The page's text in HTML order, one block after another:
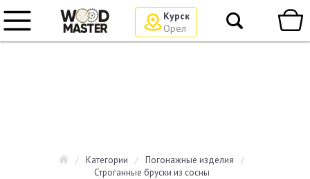
Курск
Орел
/ Категории / Погонажные изделия
/
Строганные бруски из сосны